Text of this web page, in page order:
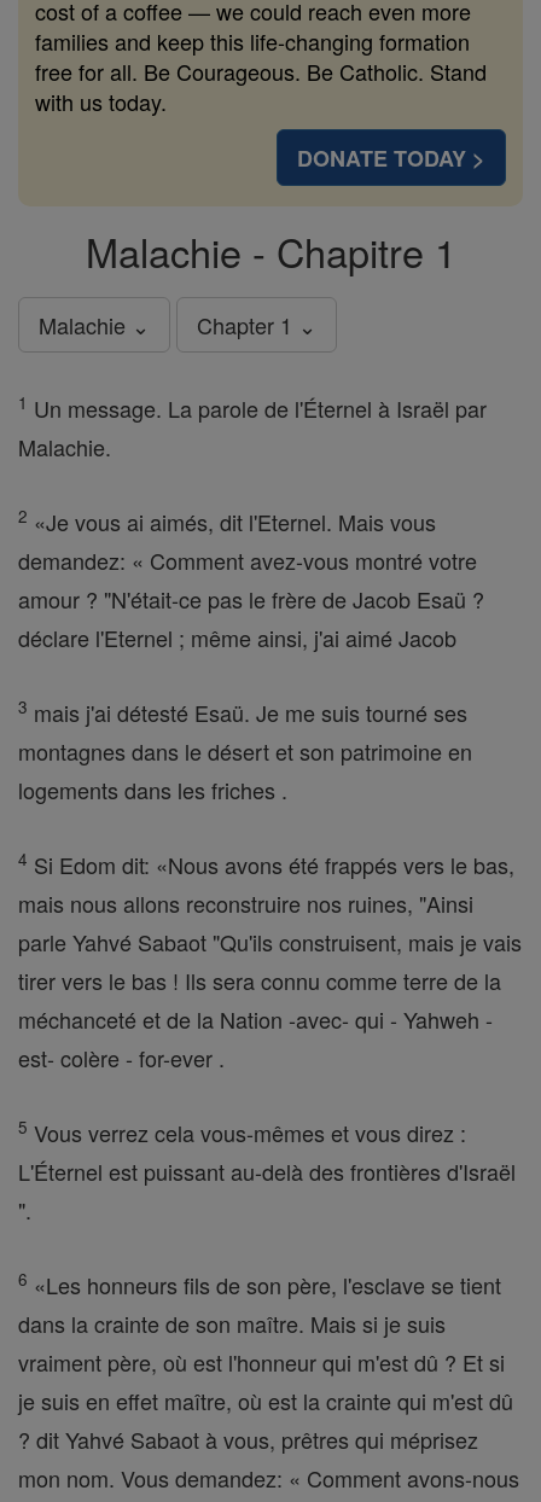
cost of a coffee — we could reach even more
families and keep this life-changing formation
free for all. Be Courageous. Be Catholic. Stand
with us today.
DONATE TODAY >
Malachie - Chapitre 1
Malachie ⌄ Chapter 1 ⌄
1 Un message. La parole de l'Éternel à Israël par
Malachie.
2 «Je vous ai aimés, dit l'Eternel. Mais vous
demandez: « Comment avez-vous montré votre
amour ? "N'était-ce pas le frère de Jacob Esaü ?
déclare l'Eternel ; même ainsi, j'ai aimé Jacob
3 mais j'ai détesté Esaü. Je me suis tourné ses
montagnes dans le désert et son patrimoine en
logements dans les friches .
4 Si Edom dit: «Nous avons été frappés vers le bas,
mais nous allons reconstruire nos ruines, "Ainsi
parle Yahvé Sabaot "Qu'ils construisent, mais je vais
tirer vers le bas ! Ils sera connu comme terre de la
méchanceté et de la Nation -avec- qui - Yahweh -
est- colère - for-ever .
5 Vous verrez cela vous-mêmes et vous direz :
L'Éternel est puissant au-delà des frontières d'Israël
".
6 «Les honneurs fils de son père, l'esclave se tient
dans la crainte de son maître. Mais si je suis
vraiment père, où est l'honneur qui m'est dû ? Et si
je suis en effet maître, où est la crainte qui m'est dû
? dit Yahvé Sabaot à vous, prêtres qui méprisez
mon nom. Vous demandez: « Comment avons-nous